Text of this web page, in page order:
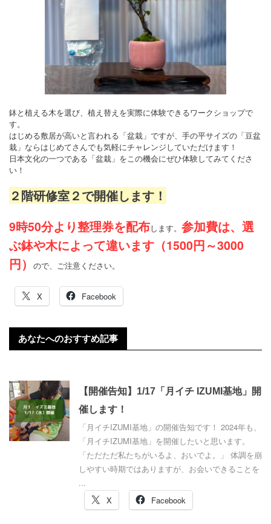
鉢と植える木を選び、植え替えを実際に体験できるワークショップで
す。
はじめる敷居が高いと言われる「盆栽」ですが、手の平サイズの「豆盆
栽」ならはじめてさんでも気軽にチャレンジしていただけます！
日本文化の一つである「盆栽」をこの機会にぜひ体験してみてくださ
い！
２階研修室２で開催します！
9時50分より整理券を配布します。 参加費は、選
ぶ鉢や木によって違います（1500円～3000
円）
ので、ご注意ください。
X Facebook
あなたへのおすすめ記事
【開催告知】1/17「月イチ IZUMI基地」開
催します！
「月イチIZUMI基地」の開催告知です！ 2024年も、
「月イチIZUMI基地」を開催したいと思います。
「ただただ私たちがいるよ、おいでよ。」 体調を崩
しやすい時期ではありますが、お会いできることを
...
X
Facebook